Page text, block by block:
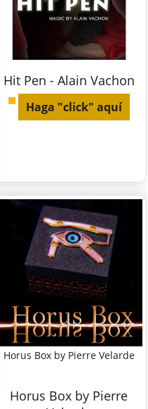
Hit Pen - Alain Vachon
Haga "click" aquí
Horus Box by Pierre Velarde
Horus Box by Pierre